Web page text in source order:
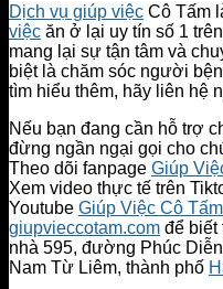
Dịch vụ giúp việc Cô Tấm
việc ăn ở lại uy tín số 1
mang lại sự tận tâm và
biệt là chăm sóc người
tìm hiểu thêm, hãy liên hệ
Nếu bạn đang cần hỗ trợ
đừng ngần ngại gọi cho
Theo dõi fanpage Giúp
Xem video thực tế trên
Youtube Giúp Việc Cô Tấm
giupvieccotam.com để biết
nhà 595, đường Phúc
Nam Từ Liêm, thành phố